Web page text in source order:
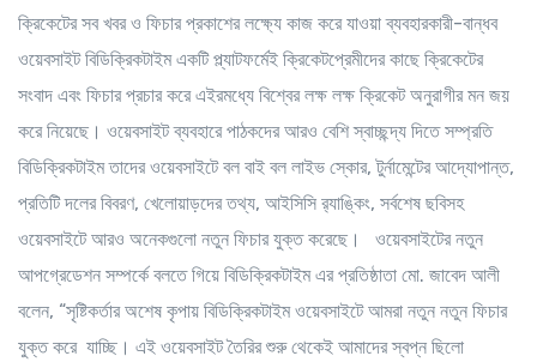
ক্রিকেটের সব খবর ও ফিচার প্রকাশের লক্ষ্যে কাজ করে যাওয়া ব্যবহারকারী-বান্ধব
ওয়েবসাইট বিডিক্রিকটাইম একটি প্ল্যাটফর্মেই ক্রিকেটপ্রেমীদের কাছে ক্রিকেটের
সংবাদ এবং ফিচার প্রচার করে এইরমধ্যে বিশ্বের লক্ষ লক্ষ ক্রিকেট অনুরাগীর মন জয়
করে নিয়েছে। ওয়েবসাইট ব্যবহারে পাঠকদের আরও বেশি স্বাচ্ছন্দ্য দিতে সম্প্রতি
বিডিক্রিকটাইম তাদের ওয়েবসাইটে বল বাই বল লাইভ স্কোর, টুর্নামেন্টের আদ্যোপান্ত,
প্রতিটি দলের বিবরণ, খেলোয়াড়দের তথ্য, আইসিসি র‌্যাঙ্কিং, সর্বশেষ ছবিসহ
ওয়েবসাইটে আরও অনেকগুলো নতুন ফিচার যুক্ত করেছে। ওয়েবসাইটের নতুন
আপগ্রেডেশন সম্পর্কে বলতে গিয়ে বিডিক্রিকটাইম এর প্রতিষ্ঠাতা মো. জাবেদ আলী
বলেন, “সৃষ্টিকর্তার অশেষ কৃপায় বিডিক্রিকটাইম ওয়েবসাইটে আমরা নতুন নতুন ফিচার
যুক্ত করে যাচ্ছি। এই ওয়েবসাইট তৈরির শুরু থেকেই আমাদের স্বপ্ন ছিলো